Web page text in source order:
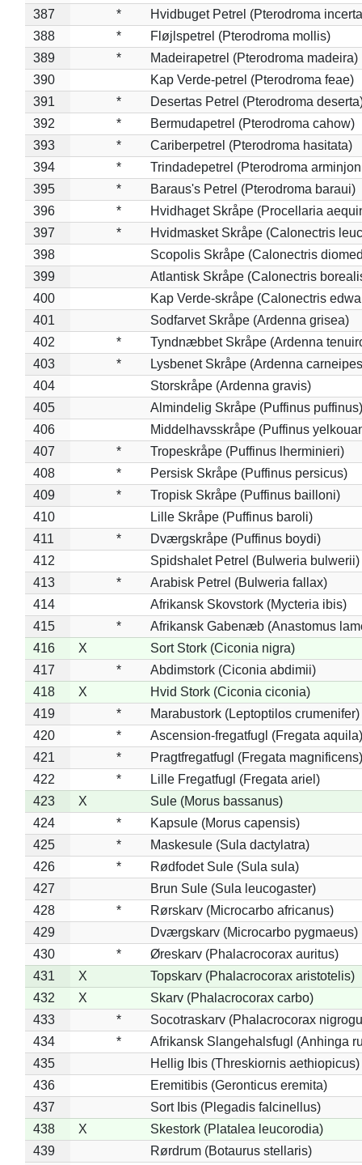
387
*
Hvidbuget Petrel (Pterodroma
388
*
Fløjlspetrel (Pterodroma mollis)
389
*
Madeirapetrel (Pterodroma madeira)
390
Kap Verde-petrel (Pterodroma feae)
391
*
Desertas Petrel (Pterodroma
392
*
Bermudapetrel (Pterodroma cahow)
393
*
Cariberpetrel (Pterodroma hasitata)
394
*
Trindadepetrel (Pterodroma
395
*
Baraus's Petrel (Pterodroma baraui)
396
*
Hvidhaget Skråpe (Procellaria
397
*
Hvidmasket Skråpe (Calonectris
398
Scopolis Skråpe (Calonectris
399
Atlantisk Skråpe (Calonectris
400
Kap Verde-skråpe (Calonectris
401
Sodfarvet Skråpe (Ardenna grisea)
402
*
Tyndnæbbet Skråpe (Ardenna
403
*
Lysbenet Skråpe (Ardenna
404
Storskråpe (Ardenna gravis)
405
Almindelig Skråpe (Puffinus puffinus)
406
Middelhavsskråpe (Puffinus
407
*
Tropeskråpe (Puffinus lherminieri)
408
*
Persisk Skråpe (Puffinus persicus)
409
*
Tropisk Skråpe (Puffinus bailloni)
410
Lille Skråpe (Puffinus baroli)
411
*
Dværgskråpe (Puffinus boydi)
412
Spidshalet Petrel (Bulweria bulwerii)
413
*
Arabisk Petrel (Bulweria fallax)
414
Afrikansk Skovstork (Mycteria ibis)
415
*
Afrikansk Gabenæb (Anastomus
416
X
Sort Stork (Ciconia nigra)
417
*
Abdimstork (Ciconia abdimii)
418
X
Hvid Stork (Ciconia ciconia)
419
*
Marabustork (Leptoptilos crumenifer)
420
*
Ascension-fregatfugl (Fregata aquila)
421
*
Pragtfregatfugl (Fregata magnificens)
422
*
Lille Fregatfugl (Fregata ariel)
423
X
Sule (Morus bassanus)
424
*
Kapsule (Morus capensis)
425
*
Maskesule (Sula dactylatra)
426
*
Rødfodet Sule (Sula sula)
427
Brun Sule (Sula leucogaster)
428
*
Rørskarv (Microcarbo africanus)
429
Dværgskarv (Microcarbo pygmaeus)
430
*
Øreskarv (Phalacrocorax auritus)
431
X
Topskarv (Phalacrocorax aristotelis)
432
X
Skarv (Phalacrocorax carbo)
433
*
Socotraskarv (Phalacrocorax
434
*
Afrikansk Slangehalsfugl (Anhinga
435
Hellig Ibis (Threskiornis aethiopicus)
436
Eremitibis (Geronticus eremita)
437
Sort Ibis (Plegadis falcinellus)
438
X
Skestork (Platalea leucorodia)
439
Rørdrum (Botaurus stellaris)